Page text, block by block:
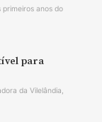
anos do
para
da Vilelândia,